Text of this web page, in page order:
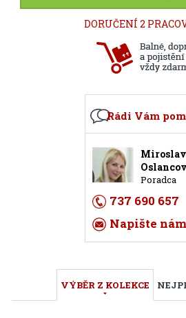
DORUČENÍ 2
Rádi Vám
Poradca
737 690 657
Napište nám
VÝBĚR Z KOLEKCE